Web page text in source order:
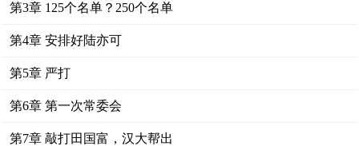
第3章 125个名单？250个名单
第4章 安排好陆亦可
第5章 严打
第6章 第一次常委会
第7章 敲打田国富，汉大帮出